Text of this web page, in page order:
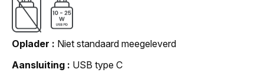
Oplader
Niet standaard meegeleverd
Aansluiting
USB type C